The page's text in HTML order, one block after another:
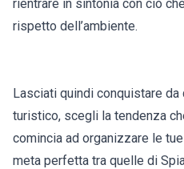
rientrare in sintonia con ciò
rispetto dell’ambiente.
Lasciati quindi conquistare
turistico, scegli la tendenza
comincia ad organizzare le
meta perfetta tra quelle di